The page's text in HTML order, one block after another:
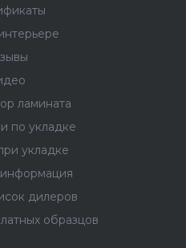
ламината
по укладке
укладке
дилеров
образцов